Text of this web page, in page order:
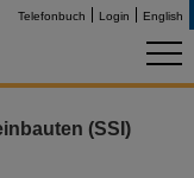
Telefonbuch Login English
(SSI)